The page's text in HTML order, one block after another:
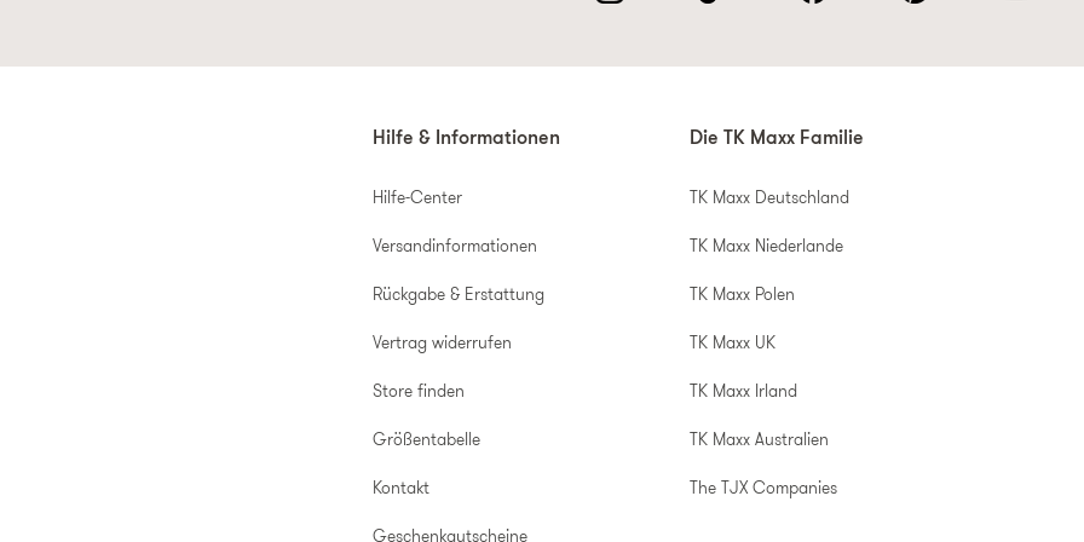
Hilfe & Informationen
Hilfe-Center
Versandinformationen
Rückgabe & Erstattung
Vertrag widerrufen
Store finden
Größentabelle
Kontakt
Geschenkgutscheine
Die TK Maxx Familie
TK Maxx Deutschland
TK Maxx Niederlande
TK Maxx Polen
TK Maxx UK
TK Maxx Irland
TK Maxx Australien
The TJX Companies